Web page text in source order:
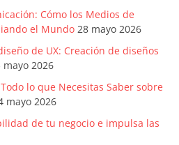
Cómo los Medios de
el Mundo 28 mayo 2026
de UX: Creación de diseños
mayo 2026
lo que Necesitas Saber sobre
mayo 2026
de tu negocio e impulsa las